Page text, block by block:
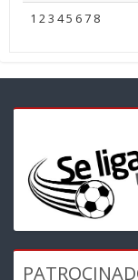
1 23 45 67 8